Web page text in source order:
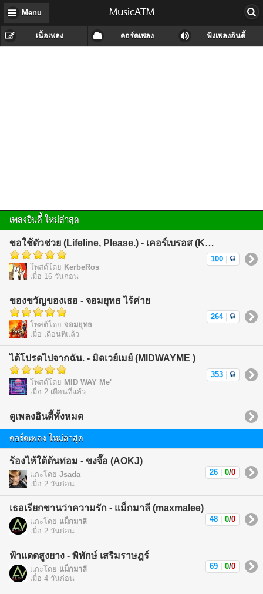
Menu MusicATM
เนื้อเพลง คอร์ดเพลง ฟังเพลงอินดี้
เพลงอินดี้ ใหม่ล่าสุด
ขอใช้ตัวช่วย (Lifeline, Please.) - เคอร์เบรอส (KerBeRos)
โพสต์โดย KerbeRos
เมื่อ 16 วันก่อน
100
ของขวัญของเธอ - จอมยุทธ ไร้ค่าย
โพสต์โดย จอมยุทธ
เมื่อ เดือนที่แล้ว
264
ได้โปรดไปจากฉัน. - มิดเวย์เมย์ (MIDWAYME )
โพสต์โดย MID WAY Me'
เมื่อ 2 เดือนที่แล้ว
353
ดูเพลงอินดี้ทั้งหมด
คอร์ดเพลง ใหม่ล่าสุด
ร้องไห้ใต้ต้นท่อม - ขงจื๊อ (AOKJ)
แกะโดย Jsada
เมื่อ 2 วันก่อน
26 0/0
เธอเรียกขานว่าความรัก - แม็กมาลี (maxmalee)
แกะโดย แม็กมาลี
เมื่อ 2 วันก่อน
48 0/0
ฟ้าแดดสูงยาง - พิทักษ์ เสริมราษฎร์
แกะโดย แม็กมาลี
เมื่อ 4 วันก่อน
69 0/0